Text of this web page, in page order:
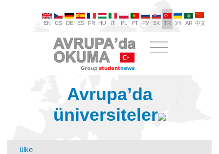
EN CS DE ES FR HU IT PL PT РУ SK TR УК AR 中文
Avrupa’da
üniversiteler
ülke